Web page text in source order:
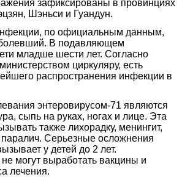
зафиксированы в провинциях
Шэньси и Гуандун.
по официальным данным,
В подавляющем
младше шести лет. Согласно
циркуляру, есть
распространения инфекции в
энтеровирусом-71 являются
сыпь на руках, ногах и лице. Эта
также лихорадку, менингит,
паралич. Серьезные осложнения
у детей до 2 лет.
могут выработать вакцины и
лечения.